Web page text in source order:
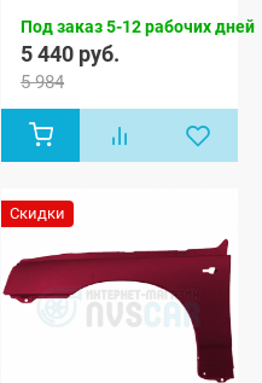
Под заказ 5-12 рабочих дней
5 440 руб.
5 984
Скидки